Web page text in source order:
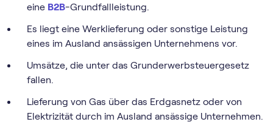
eine B2B-Grundfallleistung.
Es liegt eine Werklieferung oder sonstige Leistung
eines im Ausland ansässigen Unternehmens vor.
Umsätze, die unter das Grunderwerbsteuergesetz
fallen.
Lieferung von Gas über das Erdgasnetz oder von
Elektrizität durch im Ausland ansässige Unternehmen.